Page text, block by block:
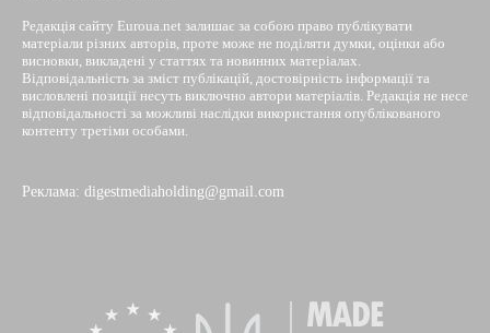
Редакція сайту Euroua.net залишає за собою право публікувати
матеріали різних авторів, проте може не поділяти думки, оцінки або
висновки, викладені у статтях та новинних матеріалах.
Відповідальність за зміст публікацій, достовірність інформації та
висловлені позиції несуть виключно автори матеріалів. Редакція не несе
відповідальності за можливі наслідки використання опублікованого
контенту третіми особами.
Реклама: digestmediaholding@gmail.com